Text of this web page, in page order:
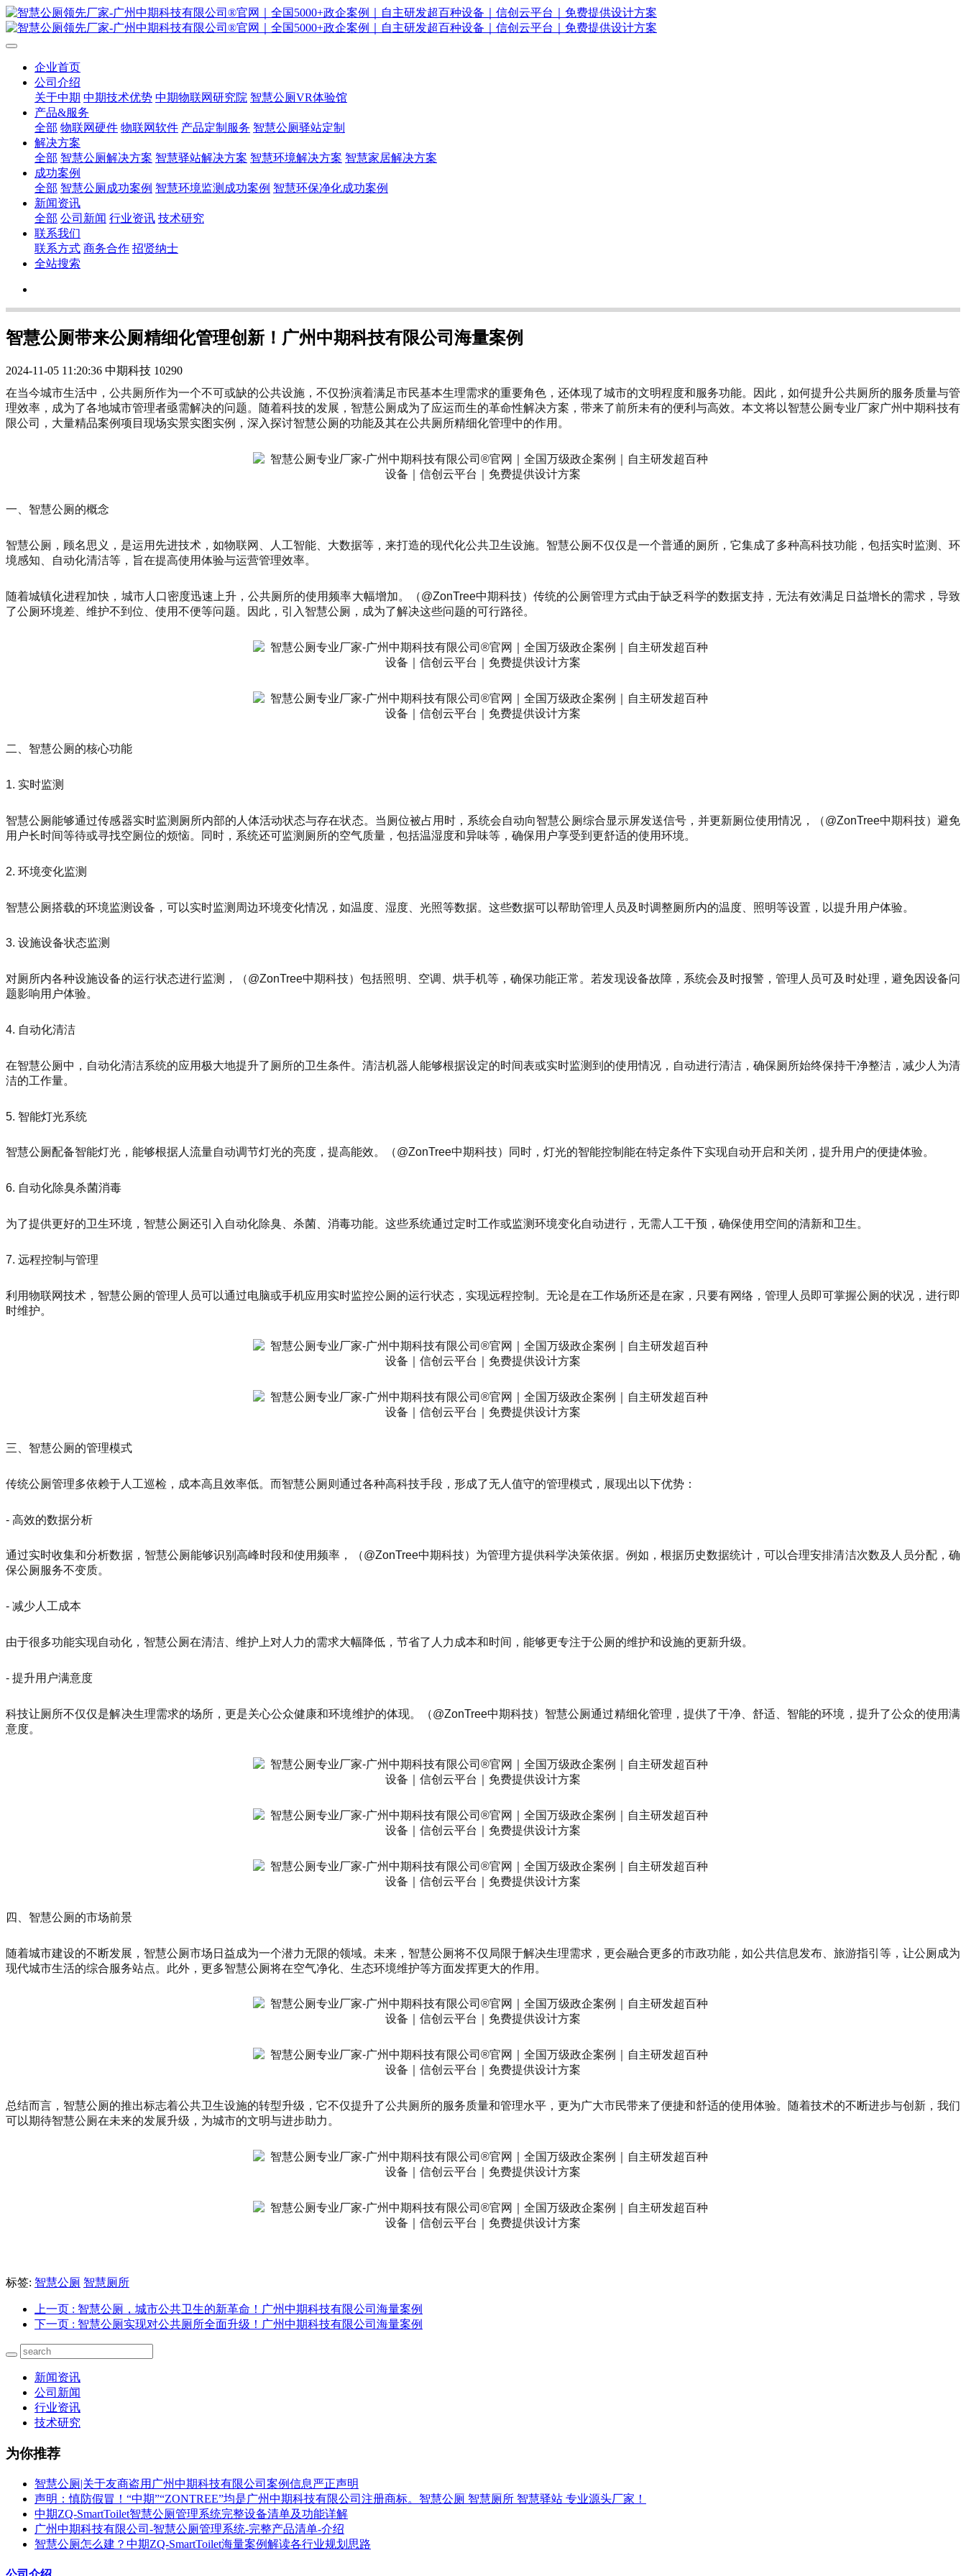
企业首页
公司介绍
关于中期 中期技术优势 中期物联网研究院 智慧公厕VR体验馆
产品&服务
全部 物联网硬件 物联网软件 产品定制服务 智慧公厕驿站定制
解决方案
全部 智慧公厕解决方案 智慧驿站解决方案 智慧环境解决方案 智慧家居解决方案
成功案例
全部 智慧公厕成功案例 智慧环境监测成功案例 智慧环保净化成功案例
新闻资讯
全部 公司新闻 行业资讯 技术研究
联系我们
联系方式 商务合作 招贤纳士
全站搜索
智慧公厕带来公厕精细化管理创新！广州中期科技有限公司海量案例
2024-11-05 11:20:36 中期科技 10290
在当今城市生活中，公共厕所作为一个不可或缺的公共设施，不仅扮演着满足市民基本生理需求的重要角色，还体现了城市的文明程度和服务功能。因此，如何提升公共厕所的服务质量与管
理效率，成为了各地城市管理者亟需解决的问题。随着科技的发展，智慧公厕成为了应运而生的革命性解决方案，带来了前所未有的便利与高效。本文将以智慧公厕专业厂家广州中期科技有
限公司，大量精品案例项目现场实景实图实例，深入探讨智慧公厕的功能及其在公共厕所精细化管理中的作用。
一、智慧公厕的概念
智慧公厕，顾名思义，是运用先进技术，如物联网、人工智能、大数据等，来打造的现代化公共卫生设施。智慧公厕不仅仅是一个普通的厕所，它集成了多种高科技功能，包括实时监测、环
境感知、自动化清洁等，旨在提高使用体验与运营管理效率。
随着城镇化进程加快，城市人口密度迅速上升，公共厕所的使用频率大幅增加。（@ZonTree中期科技）传统的公厕管理方式由于缺乏科学的数据支持，无法有效满足日益增长的需求，导致
了公厕环境差、维护不到位、使用不便等问题。因此，引入智慧公厕，成为了解决这些问题的可行路径。
二、智慧公厕的核心功能
1. 实时监测
智慧公厕能够通过传感器实时监测厕所内部的人体活动状态与存在状态。当厕位被占用时，系统会自动向智慧公厕综合显示屏发送信号，并更新厕位使用情况，（@ZonTree中期科技）避免
用户长时间等待或寻找空厕位的烦恼。同时，系统还可监测厕所的空气质量，包括温湿度和异味等，确保用户享受到更舒适的使用环境。
2. 环境变化监测
智慧公厕搭载的环境监测设备，可以实时监测周边环境变化情况，如温度、湿度、光照等数据。这些数据可以帮助管理人员及时调整厕所内的温度、照明等设置，以提升用户体验。
3. 设施设备状态监测
对厕所内各种设施设备的运行状态进行监测，（@ZonTree中期科技）包括照明、空调、烘手机等，确保功能正常。若发现设备故障，系统会及时报警，管理人员可及时处理，避免因设备问
题影响用户体验。
4. 自动化清洁
在智慧公厕中，自动化清洁系统的应用极大地提升了厕所的卫生条件。清洁机器人能够根据设定的时间表或实时监测到的使用情况，自动进行清洁，确保厕所始终保持干净整洁，减少人为清
洁的工作量。
5. 智能灯光系统
智慧公厕配备智能灯光，能够根据人流量自动调节灯光的亮度，提高能效。（@ZonTree中期科技）同时，灯光的智能控制能在特定条件下实现自动开启和关闭，提升用户的便捷体验。
6. 自动化除臭杀菌消毒
为了提供更好的卫生环境，智慧公厕还引入自动化除臭、杀菌、消毒功能。这些系统通过定时工作或监测环境变化自动进行，无需人工干预，确保使用空间的清新和卫生。
7. 远程控制与管理
利用物联网技术，智慧公厕的管理人员可以通过电脑或手机应用实时监控公厕的运行状态，实现远程控制。无论是在工作场所还是在家，只要有网络，管理人员即可掌握公厕的状况，进行即
时维护。
三、智慧公厕的管理模式
传统公厕管理多依赖于人工巡检，成本高且效率低。而智慧公厕则通过各种高科技手段，形成了无人值守的管理模式，展现出以下优势：
- 高效的数据分析
通过实时收集和分析数据，智慧公厕能够识别高峰时段和使用频率，（@ZonTree中期科技）为管理方提供科学决策依据。例如，根据历史数据统计，可以合理安排清洁次数及人员分配，确
保公厕服务不变质。
- 减少人工成本
由于很多功能实现自动化，智慧公厕在清洁、维护上对人力的需求大幅降低，节省了人力成本和时间，能够更专注于公厕的维护和设施的更新升级。
- 提升用户满意度
科技让厕所不仅仅是解决生理需求的场所，更是关心公众健康和环境维护的体现。（@ZonTree中期科技）智慧公厕通过精细化管理，提供了干净、舒适、智能的环境，提升了公众的使用满
意度。
四、智慧公厕的市场前景
随着城市建设的不断发展，智慧公厕市场日益成为一个潜力无限的领域。未来，智慧公厕将不仅局限于解决生理需求，更会融合更多的市政功能，如公共信息发布、旅游指引等，让公厕成为
现代城市生活的综合服务站点。此外，更多智慧公厕将在空气净化、生态环境维护等方面发挥更大的作用。
总结而言，智慧公厕的推出标志着公共卫生设施的转型升级，它不仅提升了公共厕所的服务质量和管理水平，更为广大市民带来了便捷和舒适的使用体验。随着技术的不断进步与创新，我们
可以期待智慧公厕在未来的发展升级，为城市的文明与进步助力。
标签: 智慧公厕 智慧厕所
上一页 : 智慧公厕，城市公共卫生的新革命！广州中期科技有限公司海量案例
下一页 : 智慧公厕实现对公共厕所全面升级！广州中期科技有限公司海量案例
新闻资讯
公司新闻
行业资讯
技术研究
为你推荐
智慧公厕|关于友商盗用广州中期科技有限公司案例信息严正声明
声明：慎防假冒！“中期”“ZONTREE”均是广州中期科技有限公司注册商标。智慧公厕 智慧厕所 智慧驿站 专业源头厂家！
中期ZQ-SmartToilet智慧公厕管理系统完整设备清单及功能详解
广州中期科技有限公司-智慧公厕管理系统-完整产品清单-介绍
智慧公厕怎么建？中期ZQ-SmartToilet海量案例解读各行业规划思路